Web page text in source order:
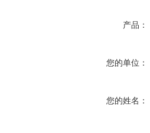
产品：
您的单位：
您的姓名：